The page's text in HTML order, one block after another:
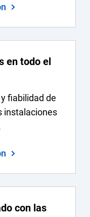
en todo el
fiabilidad de
instalaciones
con las